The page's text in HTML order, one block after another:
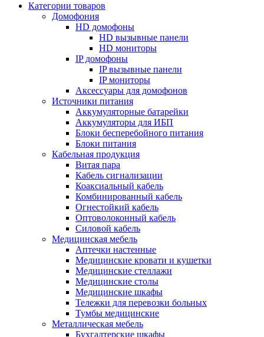
Категории товаров
Домофония
HD домофоны
HD вызывные панели
HD мониторы
IP домофоны
IP вызывные панели
IP мониторы
Аксессуары для домофонов
Источники питания
Аккумуляторные батарейки
Аккумуляторы для ИБП
Блоки бесперебойного питания
Блоки питания
Кабельная продукция
Витая пара
Кабель сигнализации
Коаксиальный кабель
Комбинированный кабель
Огнестойкий кабель
Оптоволоконный кабель
Силовой кабель
Медицинская мебель
Аптечки настенные
Медицинские кровати и кушетки
Медицинские стеллажи
Медицинские столы
Медицинские шкафы
Тележки для перевозки больных
Тумбы медицинские
Металлическая мебель
Бухгалтерские шкафы